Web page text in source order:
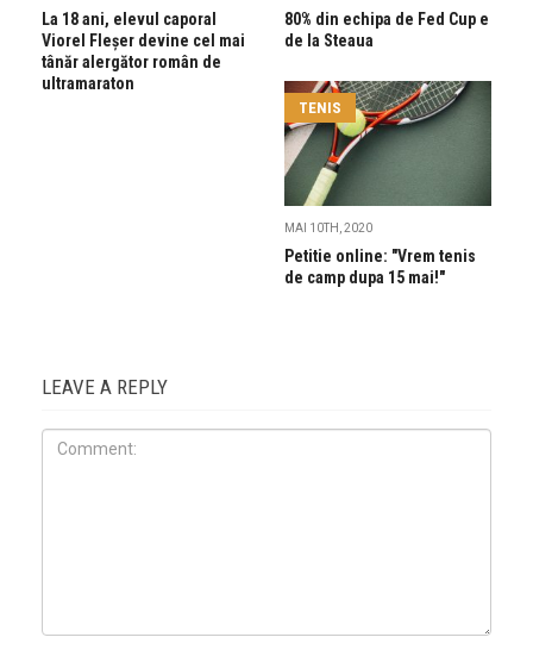
La 18 ani, elevul caporal
Viorel Fleșer devine cel mai
tânăr alergător român de
ultramaraton
80% din echipa de Fed Cup e
de la Steaua
TENIS
MAI 10TH, 2020
Petitie online: "Vrem tenis
de camp dupa 15 mai!"
LEAVE A REPLY